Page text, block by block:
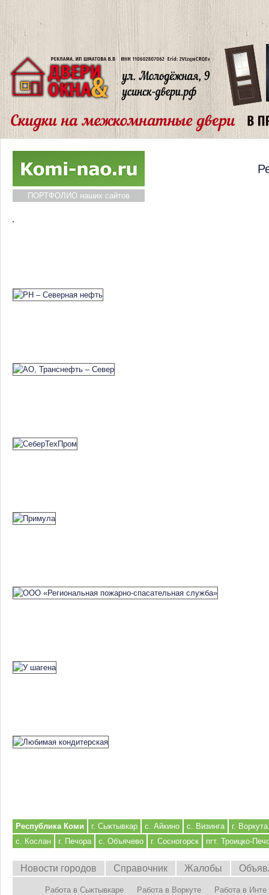
ПОРТФОЛИО наших сайтов
Республика Коми г. Сыктывкар с. Айкино с. Визинга
г. Воркута
с. Кослан
г. Печора с. Объячево г. Сосногорск пгт. Троицко-
Новости городов Справочник Жалобы
Работа в Сыктывкаре Работа в Воркуте Работа в Инте